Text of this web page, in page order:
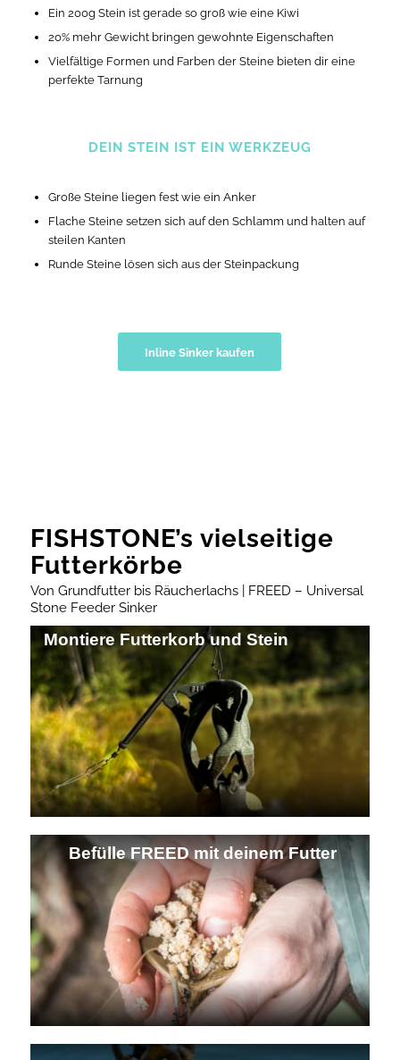
Ein 200g Stein ist gerade so groß wie eine Kiwi
20% mehr Gewicht bringen gewohnte Eigenschaften
Vielfältige Formen und Farben der Steine bieten dir eine
perfekte Tarnung
DEIN STEIN IST EIN WERKZEUG
Große Steine liegen fest wie ein Anker
Flache Steine setzen sich auf den Schlamm und halten auf
steilen Kanten
Runde Steine lösen sich aus der Steinpackung
Inline Sinker kaufen
FISHSTONE’s vielseitige
Futterkörbe
Von Grundfutter bis Räucherlachs | FREED – Universal
Stone Feeder Sinker
Montiere Futterkorb und Stein
Befülle FREED mit deinem Futter